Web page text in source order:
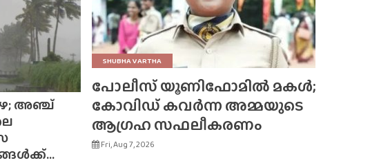
അഞ്ച്
SHUBHA VARTHA
പോലീസ് യൂണിഫോമിൽ മകൾ;
കോവിഡ് കവർന്ന അമ്മയുടെ
ആഗ്രഹ സഫലീകരണം
Fri, Aug 7, 2026